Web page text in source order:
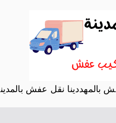
اثاث
آخر في نقل عفش
بالمهددينا نقل عفش